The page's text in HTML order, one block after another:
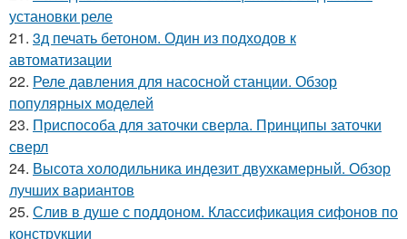
установки реле
21. 3д печать бетоном. Один из подходов к
автоматизации
22. Реле давления для насосной станции. Обзор
популярных моделей
23. Приспособа для заточки сверла. Принципы заточки
сверл
24. Высота холодильника индезит двухкамерный. Обзор
лучших вариантов
25. Слив в душе с поддоном. Классификация сифонов по
конструкции